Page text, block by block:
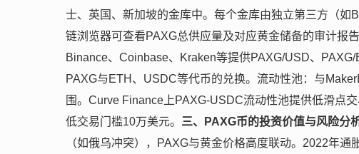
士、英国、新加坡的金库中。每个金库由独立第三方（
链浏览器可查看PAXG总供应量及对应黄金储备的审计报告
Binance、Coinbase、Kraken等提供PAXG/USD、
PAXG与ETH、USDC等代币的兑换。流动性池：与
围。Curve Finance上PAXG-USDC流动性池提供低滑点
低交易门槛10万美元。 三、PAXG币的投资价值与风险分
（如俄乌冲突），PAXG与黄金价格高度联动。2022年